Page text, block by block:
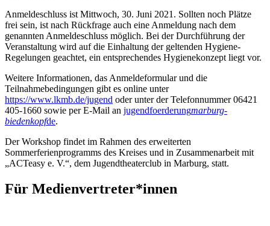
Anmeldeschluss ist Mittwoch, 30. Juni 2021. Sollten noch Plätze
frei sein, ist nach Rückfrage auch eine Anmeldung nach dem
genannten Anmeldeschluss möglich. Bei der Durchführung der
Veranstaltung wird auf die Einhaltung der geltenden Hygiene-
Regelungen geachtet, ein entsprechendes Hygienekonzept liegt vor.
Weitere Informationen, das Anmeldeformular und die
Teilnahmebedingungen gibt es online unter
https://www.lkmb.de/jugend oder unter der Telefonnummer 06421
405-1660 sowie per E-Mail an jugendfoerderungmarburg-
biedenkopfde.
Der Workshop findet im Rahmen des erweiterten
Sommerferienprogramms des Kreises und in Zusammenarbeit mit
„ACTeasy e. V.“, dem Jugendtheaterclub in Marburg, statt.
Für Medienvertreter*innen